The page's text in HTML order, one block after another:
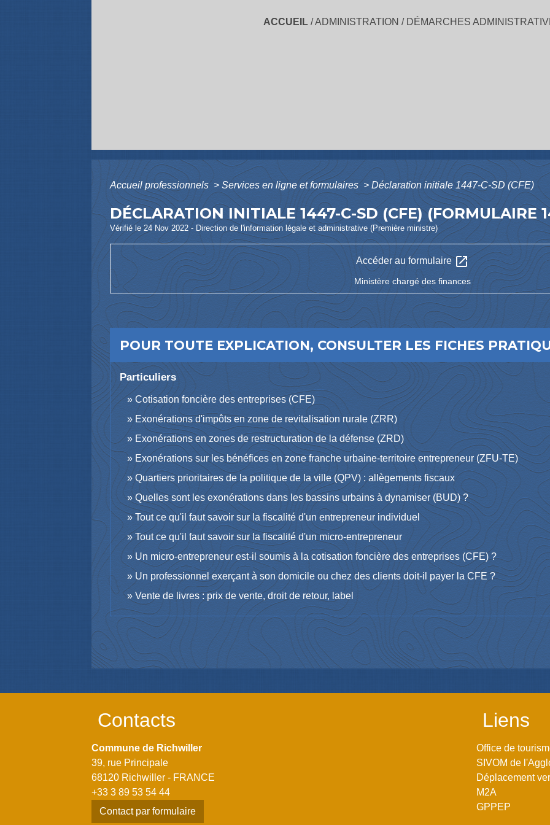
ACCUEIL/ADMINISTRATION / DÉMARCHES
Accueil professionnels > Services en ligne et formulaires> Déclaration initiale 1447-C-SD (CFE)
DÉCLARATION INITIALE 1447-C-SD (CFE) (FORMULAIRE
Vérifié le 24 Nov 2022 - Direction de l'information légale et administrative (Première ministre)
Accéder au formulaireopen_in_new
Ministère chargé des finances
POUR TOUTE EXPLICATION, CONSULTER LES FICHES
Particuliers
Cotisation foncière des entreprises (CFE)
Exonérations d'impôts en zone de revitalisation rurale (ZRR)
Exonérations en zones de restructuration de la défense (ZRD)
Exonérations sur les bénéfices en zone franche urbaine-territoire entrepreneur (ZFU-TE)
Quartiers prioritaires de la politique de la ville (QPV) : allègements fiscaux
Quelles sont les exonérations dans les bassins urbains à dynamiser (BUD) ?
Tout ce qu'il faut savoir sur la fiscalité d'un entrepreneur individuel
Tout ce qu'il faut savoir sur la fiscalité d'un micro-entrepreneur
Un micro-entrepreneur est-il soumis à la cotisation foncière des entreprises (CFE) ?
Un professionnel exerçant à son domicile ou chez des clients doit-il payer la CFE ?
Vente de livres : prix de vente, droit de retour, label
Contacts
Commune de Richwiller
39, rue Principale
68120 Richwiller - FRANCE
+33 3 89 53 54 44
Contact par formulaire
Liens
Office de
SIVOM de
Déplacement
M2A
GPPEP